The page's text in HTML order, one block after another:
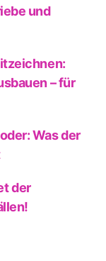
und
– für
Was der
der